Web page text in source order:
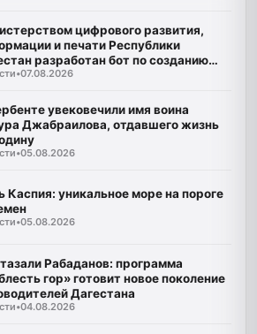
цифрового развития,
и печати Республики
разработан бот по созданию
национальных языков народов
•07.08.2026
увековечили имя воина
Джабраилова, отдавшего жизнь
•05.08.2026
Каспия: уникальное море на пороге
•05.08.2026
Рабаданов: программа
гор» готовит новое поколение
Дагестана
•04.08.2026